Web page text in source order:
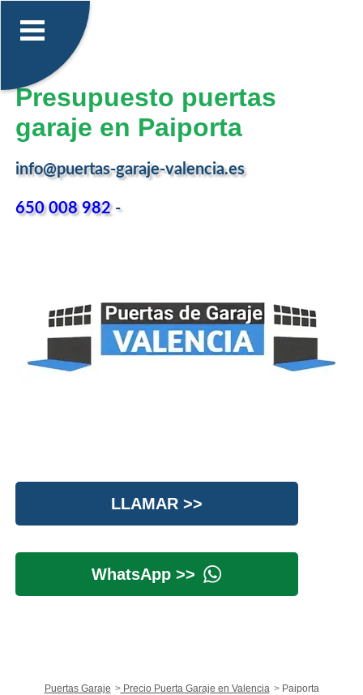
Presupuesto puertas
garaje en Paiporta
info@puertas-garaje-valencia.es
650 008 982-
LLAMAR >>
WhatsApp >>
Puertas Garaje Precio Puerta Garaje en Valencia Paiporta